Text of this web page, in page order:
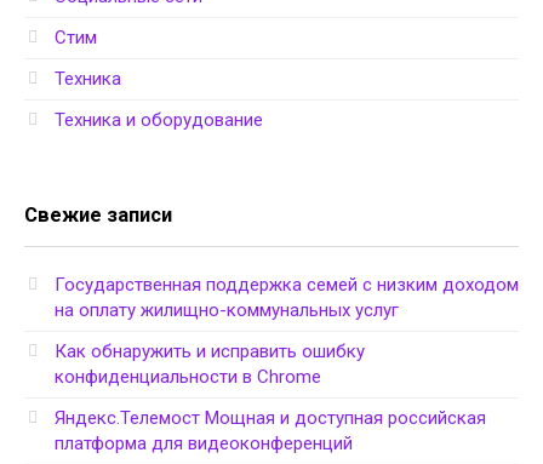
Стим
Техника
Техника и оборудование
Свежие записи
Государственная поддержка семей с низким доходом
на оплату жилищно-коммунальных услуг
Как обнаружить и исправить ошибку
конфиденциальности в Chrome
Яндекс.Телемост Мощная и доступная российская
платформа для видеоконференций